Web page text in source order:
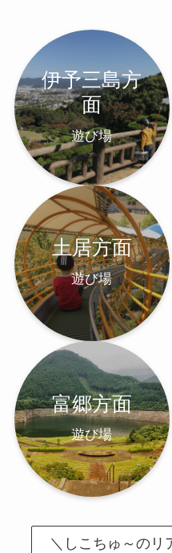
伊予三島方
面
遊び場
土居方面
遊び場
富郷方面
遊び場
＼しこちゅ～のリ